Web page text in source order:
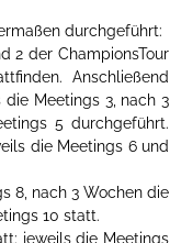
durchgeführt:
2 der ChampionsTour
Anschließend
Meetings 3, nach 3
5 durchgeführt.
die Meetings 6 und
8, nach 3 Wochen die
10 statt.
jeweils die Meetings